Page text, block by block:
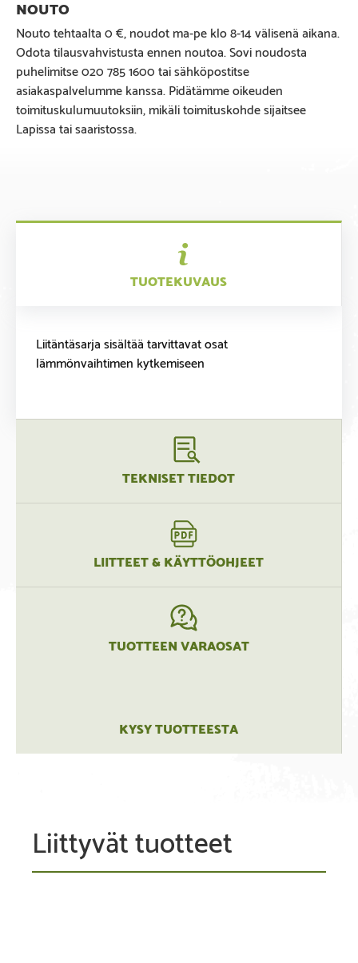
Nouto tehtaalta 0 €, noudot ma-pe klo 8-14 välisenä aikana.
Odota tilausvahvistusta ennen noutoa. Sovi noudosta
puhelimitse 020 785 1600 tai sähköpostitse
asiakaspalvelumme kanssa. Pidätämme oikeuden
toimituskulumuutoksiin, mikäli toimituskohde sijaitsee
Lapissa tai saaristossa.
TUOTEKUVAUS
Liitäntäsarja sisältää tarvittavat osat
lämmönvaihtimen kytkemiseen
TEKNISET TIEDOT
LIITTEET & KÄYTTÖOHJEET
TUOTTEEN VARAOSAT
KYSY TUOTTEESTA
Liittyvät tuotteet